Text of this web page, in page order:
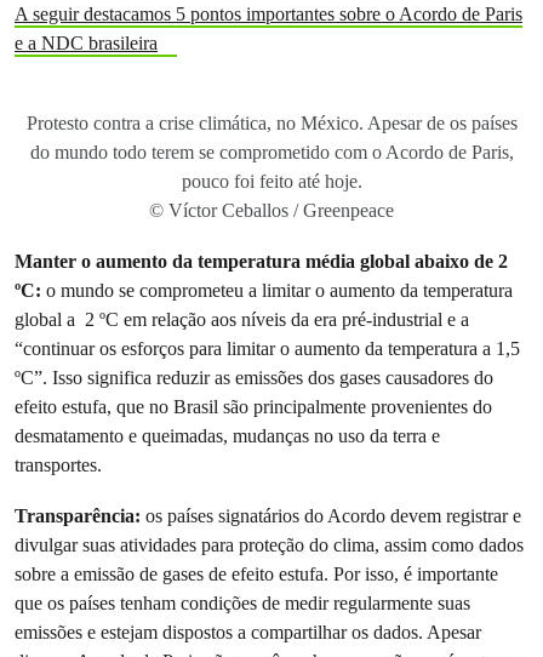
A seguir destacamos 5 pontos importantes sobre o Acordo de Paris
e a NDC brasileira
Protesto contra a crise climática, no México. Apesar de os países
do mundo todo terem se comprometido com o Acordo de Paris,
pouco foi feito até hoje.
© Víctor Ceballos / Greenpeace
Manter o aumento da temperatura média global abaixo de 2
ºC: o mundo se comprometeu a limitar o aumento da temperatura
global a 2 ºC em relação aos níveis da era pré-industrial e a
“continuar os esforços para limitar o aumento da temperatura a 1,5
ºC”. Isso significa reduzir as emissões dos gases causadores do
efeito estufa, que no Brasil são principalmente provenientes do
desmatamento e queimadas, mudanças no uso da terra e
transportes.
Transparência: os países signatários do Acordo devem registrar e
divulgar suas atividades para proteção do clima, assim como dados
sobre a emissão de gases de efeito estufa. Por isso, é importante
que os países tenham condições de medir regularmente suas
emissões e estejam dispostos a compartilhar os dados. Apesar